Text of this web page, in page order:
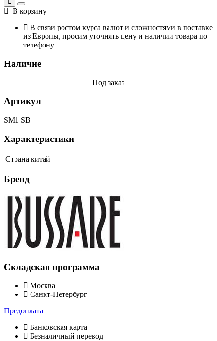
В корзину
В связи ростом курса валют и сложностями в поставке
из Европы, просим уточнять цену и наличии товара по
телефону.
Наличие
Под заказ
Артикул
SM1 SB
Характеристики
Страна китай
Бренд
Складская программа
Москва
Санкт-Петербург
Предоплата
Банковская карта
Безналичный перевод